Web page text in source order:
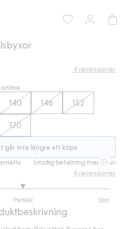
4 recensioner
online
140 146 152
170
går inte längre att köpa
Smidig betalning med Klarna.
Perfekt Stor
4 recensioner